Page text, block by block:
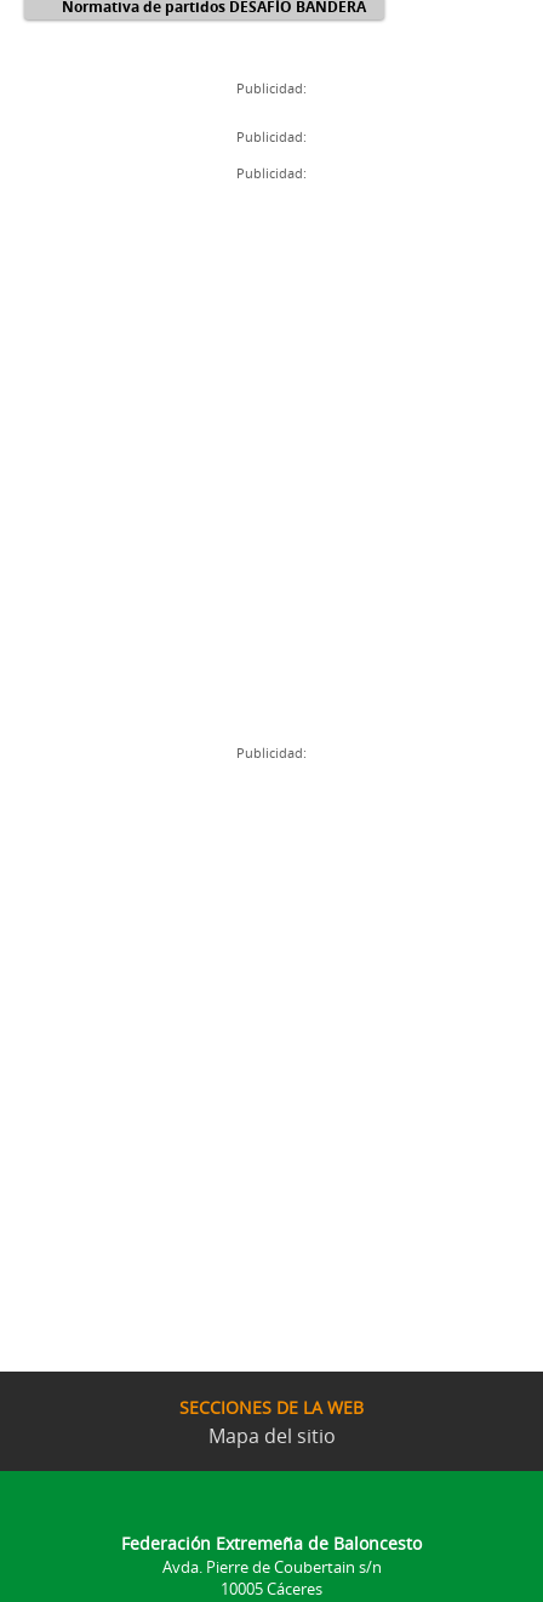
Normativa de partidos DESAFÍO BANDERA
Publicidad:
Publicidad:
Publicidad:
Publicidad:
SECCIONES DE LA WEB
Mapa del sitio
Federación Extremeña de Baloncesto
Avda. Pierre de Coubertain s/n
10005 Cáceres